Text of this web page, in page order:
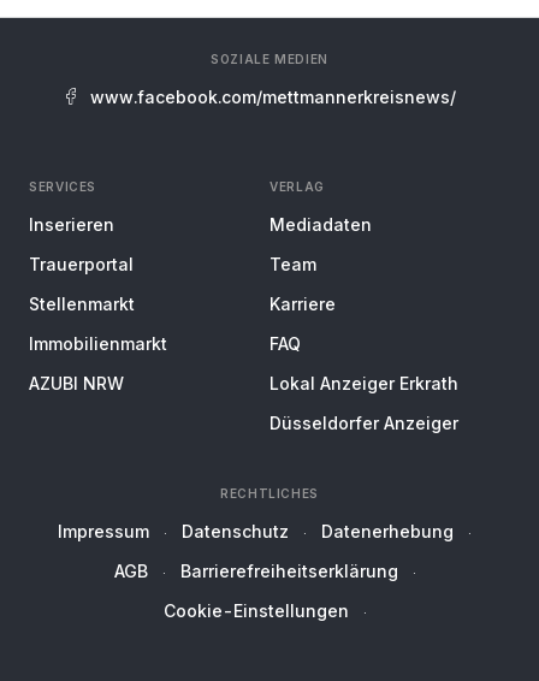
SOZIALE MEDIEN
www.facebook.com/mettmannerkreisnews/
SERVICES
Inserieren
Trauerportal
Stellenmarkt
Immobilienmarkt
AZUBI NRW
VERLAG
Mediadaten
Team
Karriere
FAQ
Lokal Anzeiger Erkrath
Düsseldorfer Anzeiger
RECHTLICHES
Impressum Datenschutz
Datenerhebung
AGB
Barrierefreiheitserklärung
Cookie-Einstellungen